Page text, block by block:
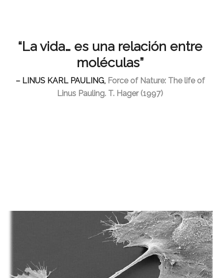
“La vida… es una relación entre
moléculas”
– LINUS KARL PAULING, Force of Nature: The life of
Linus Pauling. T. Hager (1997)